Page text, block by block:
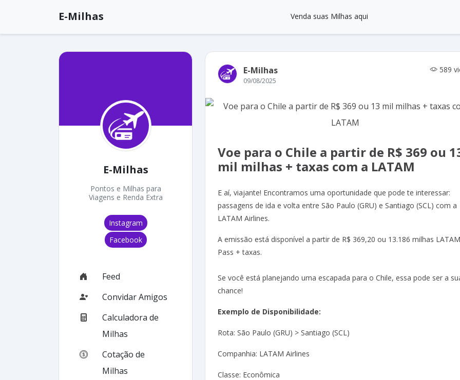
E-Milhas Venda suas Milhas aqui
E-Milhas
Pontos e Milhas para
Viagens e Renda Extra
Instagram
Facebook
Feed
Convidar Amigos
Calculadora de
Milhas
Cotação de
Milhas
E-Milhas 589
09/08/2025
Voe para o Chile a partir de R$ 369 ou
mil milhas + taxas com a LATAM
E aí, viajante! Encontramos uma oportunidade que pode te interessar:
passagens de ida e volta entre São Paulo (GRU) e Santiago (SCL) com a
LATAM Airlines.
A emissão está disponível a partir de R$ 369,20 ou 13.186 milhas LATAM
Pass + taxas.
Se você está planejando uma escapada para o Chile, essa pode ser a
chance!
Exemplo de Disponibilidade:
Rota: São Paulo (GRU) > Santiago (SCL)
Companhia: LATAM Airlines
Classe: Econômica